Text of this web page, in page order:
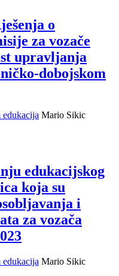
o
za vozače
upravljanja
dobojskom
edukacija Mario Sikic
edukacijskog
koja su
i
za vozača
edukacija Mario Sikic